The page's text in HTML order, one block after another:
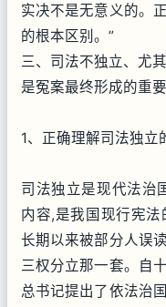
实决不是无意义的。
的根本区别。”
三、司法不独立、尤
是冤案最终形成的重
1、正确理解司法独立
司法独立是现代法治
内容,是我国现行宪
长期以来被部分人误
三权分立那一套。自
总书记提出了依法治